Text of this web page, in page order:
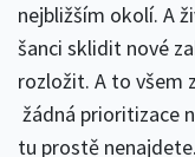
nejbližším okolí. A
šanci sklidit nové
rozložit. A to všem
žádná prioritizace
tu prostě nenajdete.